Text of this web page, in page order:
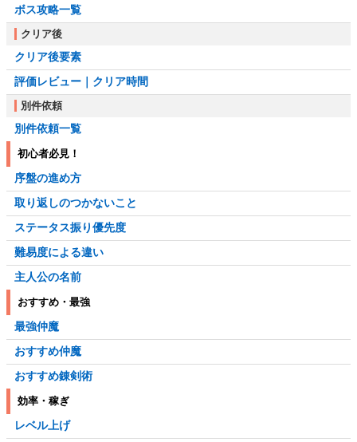
ボス攻略一覧
クリア後
クリア後要素
評価レビュー｜クリア時間
別件依頼
別件依頼一覧
初心者必見！
序盤の進め方
取り返しのつかないこと
ステータス振り優先度
難易度による違い
主人公の名前
おすすめ・最強
最強仲魔
おすすめ仲魔
おすすめ錬剣術
効率・稼ぎ
レベル上げ